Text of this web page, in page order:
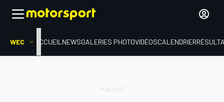
WEC ACCUEIL NEWSGALERIES PHOTOVIDÉOSCALENDRIER